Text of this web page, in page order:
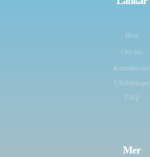
Hem
Om oss
Kontakta oss
Utbildningar
FAQ
Mer